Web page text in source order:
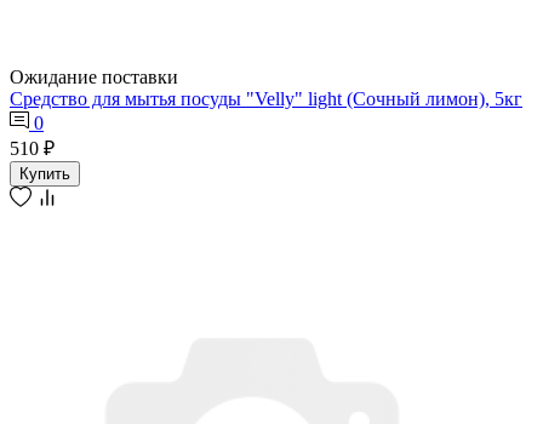
Ожидание поставки
Средство для мытья посуды "Velly" light (Сочный лимон), 5кг
0
510 ₽
Купить